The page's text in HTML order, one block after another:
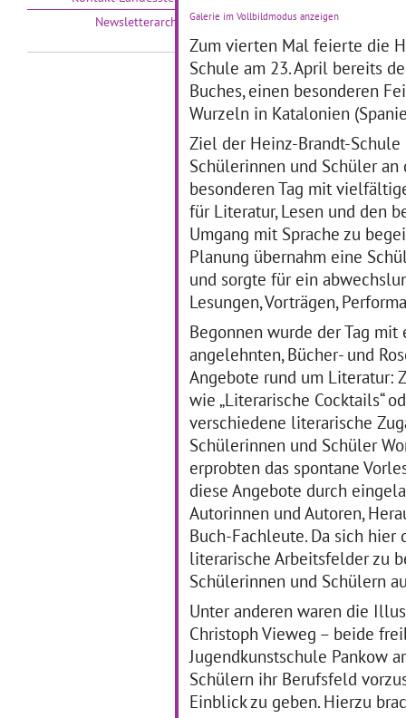
Galerie im Vollbildmodus anzeigen
Zum vierten Mal feierte die
Schule am 23. April bereits
Buches, einen besonderen
Wurzeln in Katalonien
Ziel der Heinz-Brandt-Schule
Schülerinnen und Schüler an
besonderen Tag mit
für Literatur, Lesen und den
Umgang mit Sprache zu
Planung übernahm eine
und sorgte für ein
Lesungen, Vorträgen,
Begonnen wurde der Tag
angelehnten, Bücher- und
Angebote rund um Literatur:
wie „Literarische Cocktails“
verschiedene literarische
Schülerinnen und Schüler
erprobten das spontane
diese Angebote durch
Autorinnen und Autoren,
Buch-Fachleute. Da sich
literarische Arbeitsfelder zu
Schülerinnen und Schülern
Unter anderen waren die
Christoph Vieweg – beide
Jugendkunstschule Pankow
Schülern ihr Berufsfeld
Einblick zu geben. Hierzu
Newsletterarchiv
28.10.2019–01.11.2019
Schüler*innen der
Reinhold-Burger-Schule
erstellen zusammen mit der
Künstlerin Heidrun
zum Thema "Groß-Werden"
in Pankow.… mehr
„HundKindRübeWasser.“
Foto: Katharina Stahlhoven
05.08.2019–30.09.2019
Teilprojekt „HundKindRübe,
Goethestraße
innerhalbUrbane Botanik 2:
Die essbare Stadt im
Projektzeitraum: 8/2019 bis
8/2020 gefördert durch den
… mehr
Kulturwandertag 2019
des Johann-Gottfried-
Herder-Gymnasiums –
Wo geht´s denn jetzt
29.05.2019–29.05.2019
Kulturwandertag 2019 des
Johann-Gottfried-Herder-
Gymnasiums – Wo geht´s